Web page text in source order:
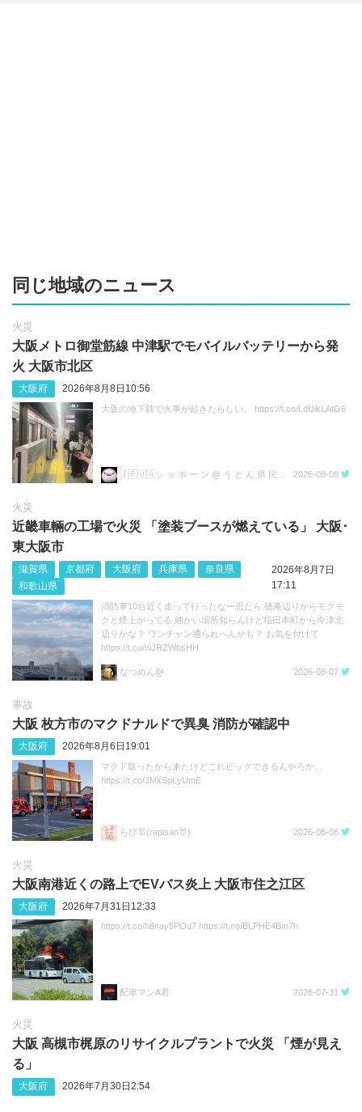
同じ地域のニュース
火災
大阪メトロ御堂筋線 中津駅でモバイルバッテリーから発
火 大阪市北区
大阪府 2026年8月8日10:56
大阪の地下鉄で火事が起きたらしい。 https://t.co/LdUikLAtG6
2026-08-08
火災
近畿車輛の工場で火災 「塗装ブースが燃えている」 大阪･
東大阪市
滋賀県 京都府 大阪府 兵庫県
奈良県
和歌山県
2026年8月7日
17:11
消防車10台近く走って行ったなー思たら 徳庵辺りからモクモ
クと煙上がってる 細かい場所知らんけど稲田本町から今津北
辺りかな？ ワンチャン通られへんかも？ お気を付けて
https://t.co/niJRZWbsHH
なつめん@ 2026-08-07
事故
大阪 枚方市のマクドナルドで異臭 消防が確認中
大阪府 2026年8月6日19:01
マクド取ったから来たけどこれピックできるんやろか…
https://t.co/JMxSpLyUmE
らぴ🐰(rapisan🐰) 2026-08-06
火災
大阪南港近くの路上でEVバス炎上 大阪市住之江区
大阪府 2026年7月31日12:33
https://t.co/h8nay5POd7 https://t.co/BLPHE4Bm7h
配車マンA君 2026-07-31
火災
大阪 高槻市梶原のリサイクルプラントで火災 「煙が見え
る」
大阪府 2026年7月30日2:54